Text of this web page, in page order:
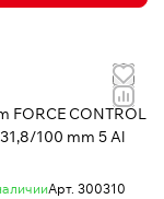
FORCE CONTROL
100 mm 5 Al
Арт. 300310